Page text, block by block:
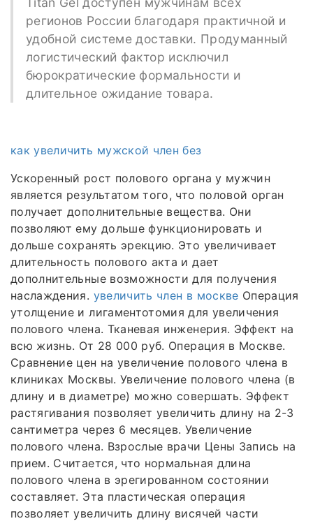
регионов России благодаря практичной и
удобной системе доставки. Продуманный
логистический фактор исключил
бюрократические формальности и
длительное ожидание товара.
как увеличить мужской член без
Ускоренный рост полового органа у мужчин
является результатом того, что половой орган
получает дополнительные вещества. Они
позволяют ему дольше функционировать и
дольше сохранять эрекцию. Это увеличивает
длительность полового акта и дает
дополнительные возможности для получения
наслаждения. увеличить член в москве Операция
утолщение и лигаментотомия для увеличения
полового члена. Тканевая инженерия. Эффект на
всю жизнь. От 28 000 руб. Операция в Москве.
Сравнение цен на увеличение полового члена в
клиниках Москвы. Увеличение полового члена (в
длину и в диаметре) можно совершать. Эффект
растягивания позволяет увеличить длину на 2-3
сантиметра через 6 месяцев. Увеличение
полового члена. Взрослые врачи Цены Запись на
прием. Считается, что нормальная длина
полового члена в эрегированном состоянии
составляет. Эта пластическая операция
позволяет увеличить длину висячей части